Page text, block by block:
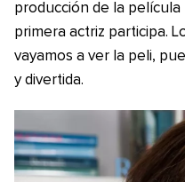
producción de la película
primera actriz participa.
vayamos a ver la peli,
y divertida.